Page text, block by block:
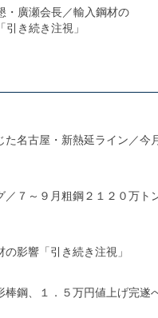
・廣瀬会長／輸入鋼材の
引き続き注視」
た名古屋・新熱延ライン／
７～９月粗鋼２１２０万
影響「引き続き注視」
鋼、１．５万円値上げ完遂